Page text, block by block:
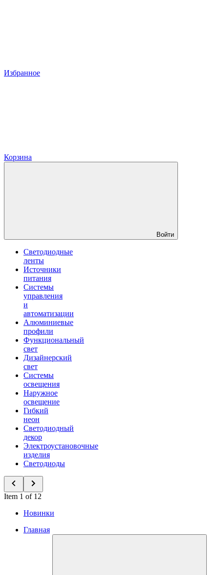
Избранное
Корзина
Войти
Светодиодные
ленты
Источники
питания
Системы
управления
и
автоматизации
Алюминиевые
профили
Функциональный
свет
Дизайнерский
свет
Системы
освещения
Наружное
освещение
Гибкий
неон
Светодиодный
декор
Электроустановочные
изделия
Светодиоды
Item 1 of 12
Новинки
Главная